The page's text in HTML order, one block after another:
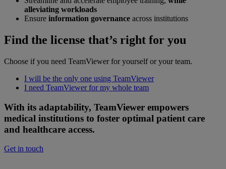
alleviating workloads
Ensure information governance across institutions
Find the license that’s right for you
Choose if you need TeamViewer for yourself or your team.
I will be the only one using TeamViewer
I need TeamViewer for my whole team
With its adaptability, TeamViewer empowers
medical institutions to foster optimal patient care
and healthcare access.
Get in touch